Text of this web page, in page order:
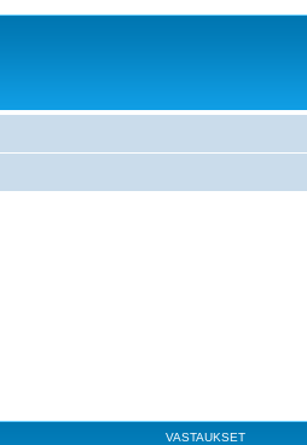
VASTAUKSET